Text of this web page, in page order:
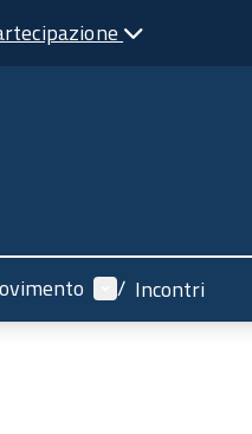
Menù utente
/ Incontri